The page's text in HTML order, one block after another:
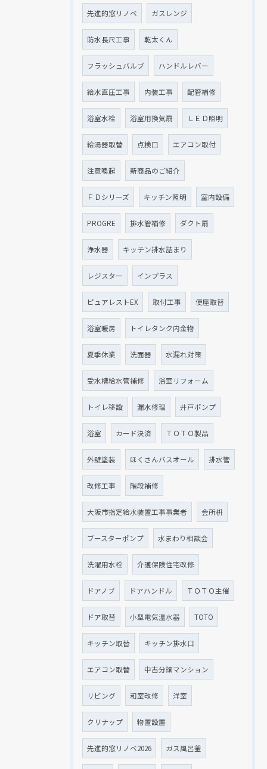
先進的窓リノベ ガスレンジ
防水長尺工事 乾太くん
フラッシュバルブ ハンドルレバー
給水直圧工事 内装工事 配管補修
浴室水栓 浴室用換気扇 ＬＥＤ照明
給湯器取替 点検口 エアコン取付
注意喚起 新商品のご紹介
ＦＤシリーズ キッチン照明 室内設備
PROGRE 排水管補修 ダクト扇
浄水器 キッチン排水詰まり
レジスター インプラス
ピュアレストEX 取付工事 便座取替
浴室暖房 トイレタンク内金物
夏季休業 洗面器 水漏れ対策
受水槽給水管補修 浴室リフォーム
トイレ移設 漏水修理 井戸ポンプ
浴室 カード決済 ＴＯＴＯ製品
外壁塗装 ほくさんバスオール 排水管
改修工事 階段補修
大阪市指定給水装置工事事業者 会所枡
ブースターポンプ 水まわり相談会
洗濯用水栓 介護保険住宅改修
ドアノブ ドアハンドル ＴＯＴＯ主催
ドア取替 小型電気温水器 TOTO
キッチン取替 キッチン排水口
エアコン取替 中古分譲マンション
リビング 和室改修 洋室
クリナップ 物置設置
先進的窓リノベ2026 ガス風呂釜